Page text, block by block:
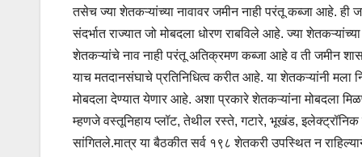
तसेच ज्या शेतकऱ्यांच्या नावावर जमीन नाही परंतू कब्जा आहे. ही
संदर्भात राज्यात जो मोबदला धोरण राबविले आहे. ज्या
शेतकऱ्यांचे नाव नाही परंतू अतिक्रमण कब्जा आहे व ती जमीन
याच मतदानसंघाचे प्रतिनिधित्व करीत आहे. या शेतकऱ्यांनी मला
मोबदला देण्यात येणार आहे. अशा प्रकारे शेतकऱ्यांना मोबदला
म्हणजे वस्तूनिहाय प्लॉट, तेथील रस्ते, गटारे, भूखंड,
सांगितले.मात्र या बैठकीत सर्व १९८ शेतकरी उपस्थित न